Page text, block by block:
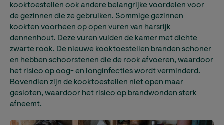
kooktoestellen ook andere belangrijke voordelen voor
de gezinnen die ze gebruiken. Sommige gezinnen
kookten voorheen op open vuren van harsrijk
dennenhout. Deze vuren vulden de kamer met dichte
zwarte rook. De nieuwe kooktoestellen branden schoner
en hebben schoorstenen die de rook afvoeren, waardoor
het risico op oog- en longinfecties wordt verminderd.
Bovendien zijn de kooktoestellen niet open maar
gesloten, waardoor het risico op brandwonden sterk
afneemt.